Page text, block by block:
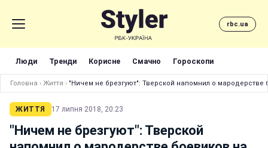
rbc.ua
Люди Тренди Корисне Смачно Гороскопи
Головна › Життя › "Ничем не брезгуют": Тверской напомнил о мародерстве
ЖИТТЯ 17 липня 2018, 20:23
"Ничем не брезгуют": Тверской